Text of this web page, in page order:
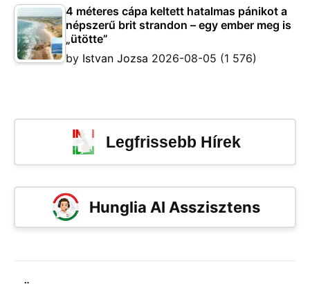
4 méteres cápa keltett hatalmas pánikot a
népszerű brit strandon – egy ember meg is
„ütötte”
by Istvan Jozsa 2026-08-05 (1 576)
Legfrissebb Hírek
Hunglia AI Asszisztens